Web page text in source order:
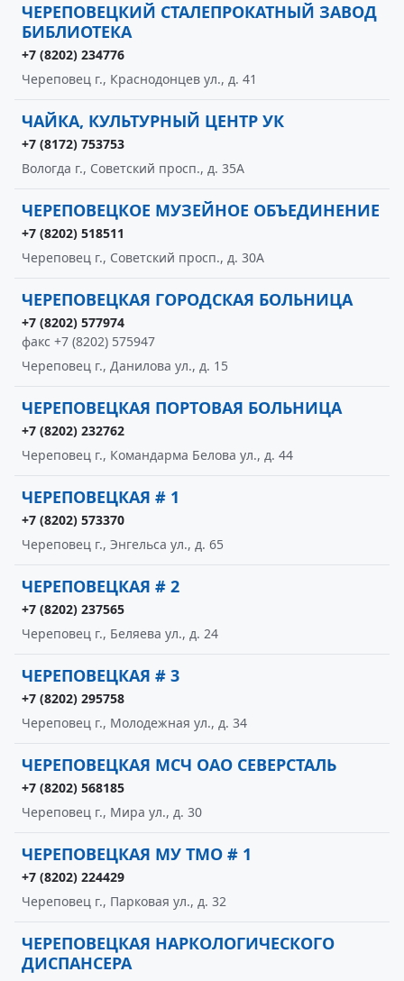
ЧЕРЕПОВЕЦКИЙ СТАЛЕПРОКАТНЫЙ ЗАВОД
БИБЛИОТЕКА
+7 (8202) 234776
Череповец г., Краснодонцев ул., д. 41
ЧАЙКА, КУЛЬТУРНЫЙ ЦЕНТР УК
+7 (8172) 753753
Вологда г., Советский просп., д. 35А
ЧЕРЕПОВЕЦКОЕ МУЗЕЙНОЕ ОБЪЕДИНЕНИЕ
+7 (8202) 518511
Череповец г., Советский просп., д. 30А
ЧЕРЕПОВЕЦКАЯ ГОРОДСКАЯ БОЛЬНИЦА
+7 (8202) 577974
факс +7 (8202) 575947
Череповец г., Данилова ул., д. 15
ЧЕРЕПОВЕЦКАЯ ПОРТОВАЯ БОЛЬНИЦА
+7 (8202) 232762
Череповец г., Командарма Белова ул., д. 44
ЧЕРЕПОВЕЦКАЯ # 1
+7 (8202) 573370
Череповец г., Энгельса ул., д. 65
ЧЕРЕПОВЕЦКАЯ # 2
+7 (8202) 237565
Череповец г., Беляева ул., д. 24
ЧЕРЕПОВЕЦКАЯ # 3
+7 (8202) 295758
Череповец г., Молодежная ул., д. 34
ЧЕРЕПОВЕЦКАЯ МСЧ ОАО СЕВЕРСТАЛЬ
+7 (8202) 568185
Череповец г., Мира ул., д. 30
ЧЕРЕПОВЕЦКАЯ МУ ТМО # 1
+7 (8202) 224429
Череповец г., Парковая ул., д. 32
ЧЕРЕПОВЕЦКАЯ НАРКОЛОГИЧЕСКОГО
ДИСПАНСЕРА